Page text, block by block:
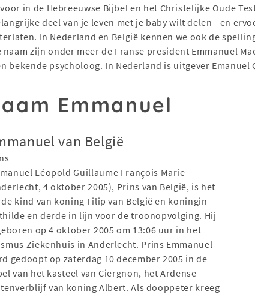
in de Hebreeuwse Bijbel en het Christelijke Oude
deel van je leven met je baby wilt delen - en
In Nederland en België kennen we ook de
zijn onder meer de Franse president Emmanuel
bekende psycholoog. In Nederland is uitgever Emanuel
Emmanuel
van België
Léopold Guillaume François Marie
4 oktober 2005), Prins van België, is het
kind van koning Filip van België en koningin
en derde in lijn voor de troonopvolging. Hij
op 4 oktober 2005 om 13:06 uur in het
Ziekenhuis in Anderlecht. Prins Emmanuel
gedoopt op zaterdag 10 december 2005 in de
van het kasteel van Ciergnon, het Ardense
van koning Albert. Als dooppeter kreeg